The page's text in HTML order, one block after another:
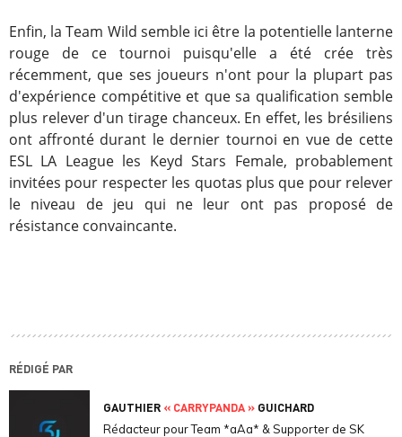
Enfin, la Team Wild semble ici être la potentielle lanterne
rouge de ce tournoi puisqu'elle a été crée très
récemment, que ses joueurs n'ont pour la plupart pas
d'expérience compétitive et que sa qualification semble
plus relever d'un tirage chanceux. En effet, les brésiliens
ont affronté durant le dernier tournoi en vue de cette
ESL LA League les Keyd Stars Female, probablement
invitées pour respecter les quotas plus que pour relever
le niveau de jeu qui ne leur ont pas proposé de
résistance convaincante.
RÉDIGÉ PAR
GAUTHIER « CARRYPANDA » GUICHARD
Rédacteur pour Team *aAa* & Supporter de SK